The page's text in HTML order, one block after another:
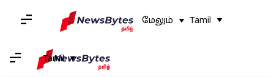
மேலும் Tamil
Tamil